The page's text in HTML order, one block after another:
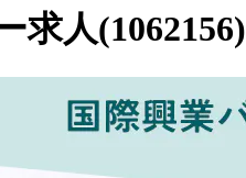
求人(1062156)